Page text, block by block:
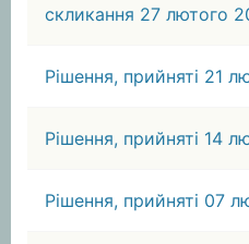
скликання 27 лютого
Рішення, прийняті 21
Рішення, прийняті 14
Рішення, прийняті 07